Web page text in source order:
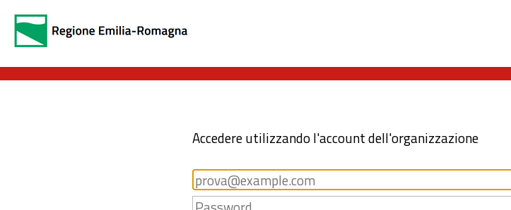
Accedere utilizzando l'account dell'organizzazione